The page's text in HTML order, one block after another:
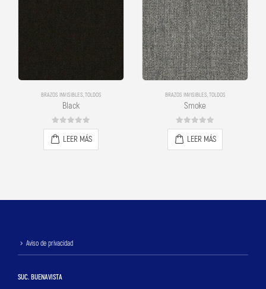
BRAZOS INVISIBLES,TOLDOS
Black
0out of 5
LEER MÁS
BRAZOS INVISIBLES,TOLDOS
Smoke
0out of 5
LEER MÁS
Aviso de privacidad
SUC. BUENAVISTA